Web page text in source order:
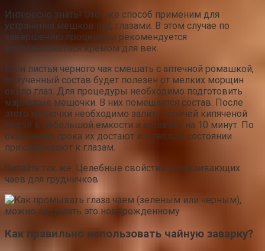
Интересно знать! Этот же способ применим для
устранения мешков под глазами. В этом случае по
завершению процедуры рекомендуется
воспользоваться кремом для век.
Если листья черного чая смешать с аптечной ромашкой,
полученный состав будет полезен от мелких морщин
около глаз. Для процедуры необходимо подготовить
марлевые мешочки. В них помещается состав. После
этого мешочки необходимо залить горячей кипяченой
водой в небольшой емкости и оставить на 10 минут. По
окончанию срока их достают и в теплом состоянии
прикладывают к глазам.
Читайте так же: Целебные свойства успокаивающих
чаев для грудничков
Как правильно использовать чайную заварку?